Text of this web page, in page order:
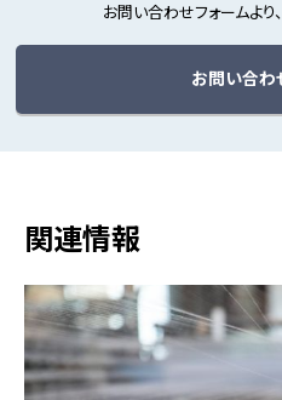
お問い合わせフォームより
お問い合わ
関連情報